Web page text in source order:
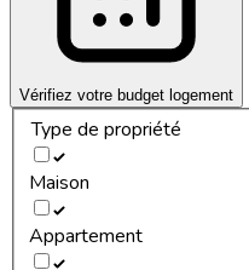
Vérifiez votre budget logement
Type de propriété
Maison
Appartement